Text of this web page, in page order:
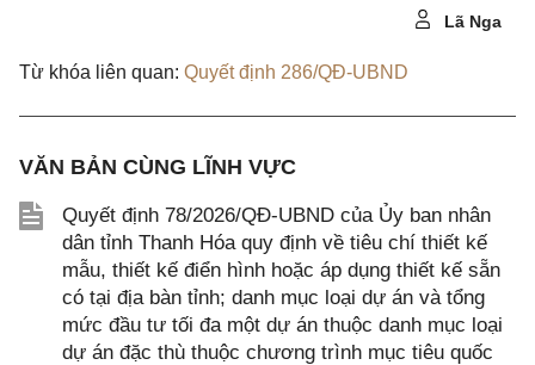
Lã Nga
Từ khóa liên quan: Quyết định 286/QĐ-UBND
VĂN BẢN CÙNG LĨNH VỰC
Quyết định 78/2026/QĐ-UBND của Ủy ban nhân
dân tỉnh Thanh Hóa quy định về tiêu chí thiết kế
mẫu, thiết kế điển hình hoặc áp dụng thiết kế sẵn
có tại địa bàn tỉnh; danh mục loại dự án và tổng
mức đầu tư tối đa một dự án thuộc danh mục loại
dự án đặc thù thuộc chương trình mục tiêu quốc